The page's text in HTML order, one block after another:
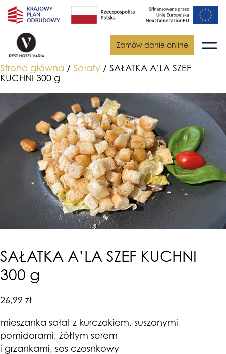
Zamów danie online
Strona główna / Sałaty / SAŁATKA A’LA SZEF
KUCHNI 300 g
SAŁATKA A’LA SZEF KUCHNI
300 g
26,99 zł
mieszanka sałat z kurczakiem, suszonymi
pomidorami, żółtym serem
i grzankami, sos czosnkowy